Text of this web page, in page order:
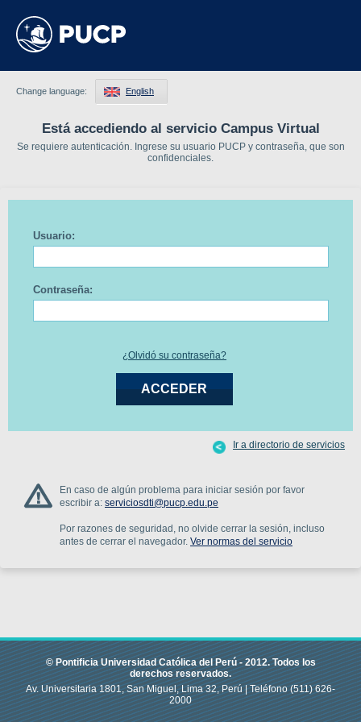
Está accediendo al servicio Campus Virtual
Se requiere autenticación. Ingrese su usuario PUCP y contraseña, que son
confidenciales.
Change language: English
Usuario:
Contraseña:
¿Olvidó su contraseña?
En caso de algún problema para iniciar sesión por favor
escribir a: serviciosdti@pucp.edu.pe
Por razones de seguridad, no olvide cerrar la sesión, incluso
antes de cerrar el navegador. Ver normas del servicio
Ir a directorio de servicios
© Pontificia Universidad Católica del Perú -2012.Todos los
derechos reservados.
Av. Universitaria 1801, San Miguel, Lima 32, Perú |Teléfono(511) 626-
2000